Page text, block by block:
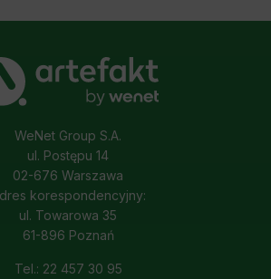
WeNet Group S.A.
ul. Postępu 14
02-676 Warszawa
korespondencyjny:
ul. Towarowa 35
61-896 Poznań
Tel.: 22 457 30 95